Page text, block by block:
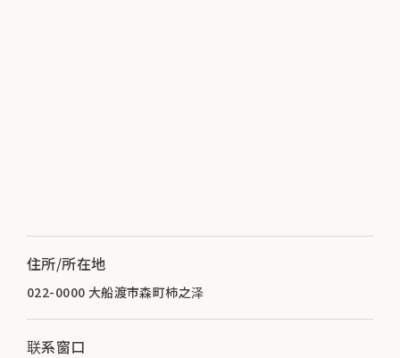
住所/所在地
022-0000 大船渡市森町柿之泽
联系窗口